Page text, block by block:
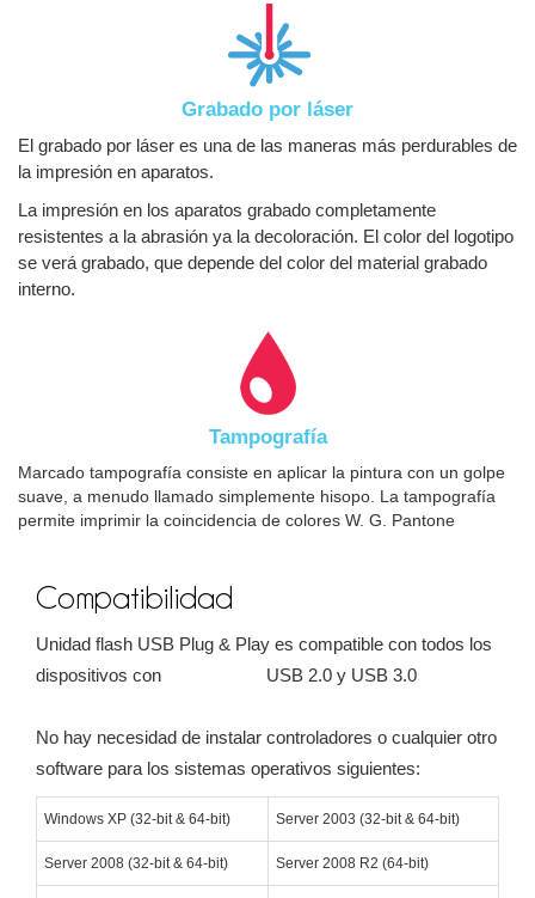
Grabado por láser
El grabado por láser es una de las maneras más perdurables de
la impresión en aparatos.
La impresión en los aparatos grabado completamente
resistentes a la abrasión ya la decoloración. El color del logotipo
se verá grabado, que depende del color del material grabado
interno.
Tampografía
Marcado tampografía consiste en aplicar la pintura con un golpe
suave, a menudo llamado simplemente hisopo. La tampografía
permite imprimir la coincidencia de colores W. G. Pantone
Compatibilidad
Unidad flash USB Plug & Play es compatible con todos los
dispositivos con USB 2.0 y USB 3.0
No hay necesidad de instalar controladores o cualquier otro
software para los sistemas operativos siguientes:
Windows XP (32-bit & 64-bit) Server 2003 (32-bit & 64-bit)
Server 2008 (32-bit & 64-bit) Server 2008 R2 (64-bit)